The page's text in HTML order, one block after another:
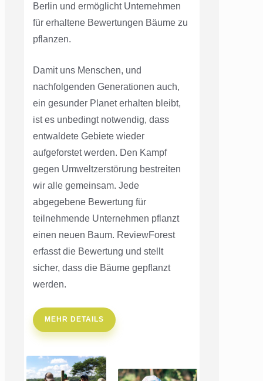
Berlin und ermöglicht Unternehmen
für erhaltene Bewertungen Bäume zu
pflanzen.
Damit uns Menschen, und
nachfolgenden Generationen auch,
ein gesunder Planet erhalten bleibt,
ist es unbedingt notwendig, dass
entwaldete Gebiete wieder
aufgeforstet werden. Den Kampf
gegen Umweltzerstörung bestreiten
wir alle gemeinsam. Jede
abgegebene Bewertung für
teilnehmende Unternehmen pflanzt
einen neuen Baum. ReviewForest
erfasst die Bewertung und stellt
sicher, dass die Bäume gepflanzt
werden.
MEHR DETAILS